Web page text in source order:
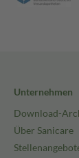
Unternehmen
Download-
Über Sanicare